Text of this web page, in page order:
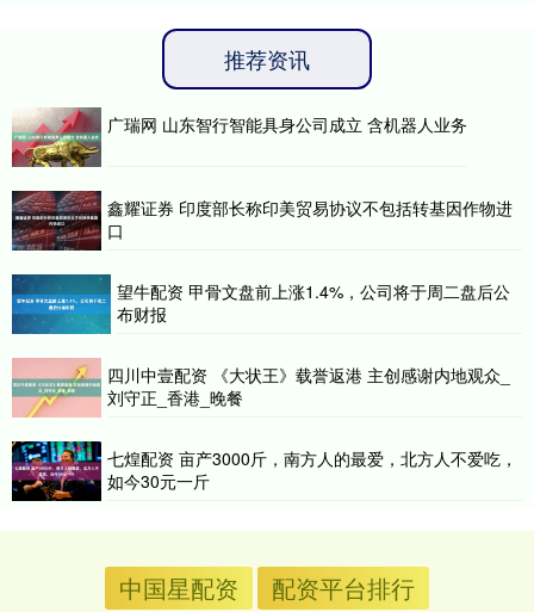
推荐资讯
广瑞网 山东智行智能具身公司成立 含机器人业务
鑫耀证券 印度部长称印美贸易协议不包括转基因作物进
口
望牛配资 甲骨文盘前上涨1.4%，公司将于周二盘后公
布财报
四川中壹配资 《大状王》载誉返港 主创感谢内地观众_
刘守正_香港_晚餐
七煌配资 亩产3000斤，南方人的最爱，北方人不爱吃，
如今30元一斤
中国星配资 配资平台排行